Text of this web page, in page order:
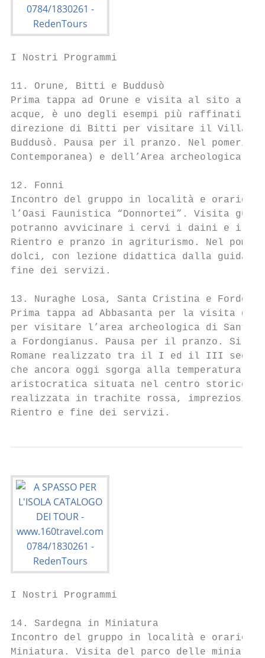
I Nostri Programmi
11. Orune, Bitti e Buddusò
Prima tappa ad Orune e visita al sito
acque, è uno degli esempi più raffinati
direzione di Bitti per visitare il Villaggio
Buddusò. Pausa per il pranzo. Nel
Contemporanea) e dell’Area
12. Fonni
Incontro del gruppo in località e orario
l’Oasi Faunistica “Donnortei”. Visita
potranno avvicinare i cervi i daini e i
Rientro e pranzo in agriturismo. Nel
dolci, con lezione didattica dalla guida
fine dei servizi.
13. Nuraghe Losa, Santa Cristina e
Prima tappa ad Abbasanta per la visita
per visitare l’area archeologica di Santa
a Fordongianus. Pausa per il pranzo. Si
Romane realizzato tra il I ed il III sec.
che ancora oggi sgorga alla temperatura
aristocratica situata nel centro storico
realizzata in trachite rossa, impreziosita
Rientro e fine dei servizi.
I Nostri Programmi
14. Sardegna in Miniatura
Incontro del gruppo in località e orario
Miniatura. Visita del parco delle